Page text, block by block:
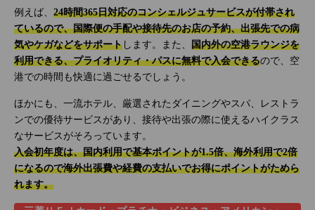
例えば、 24時間365日対応のコンシェルジュサービスが付帯され
ているので、国際便の手配や接待先のお店の予約、出張先での病
気やケガなどをサポート します。また、 国内外の空港ラウンジを
利用できる、プライオリティ・パスに無料で入会できるので、空
港での時間も快適に過ごせるでしょう。
ほかにも、一流ホテル、厳選されたダイニングやスパ、レストラ
ンでの優待サービスがあり、接待や出張の際に使えるハイクラス
なサービスがそろっています。
入会初年度は、国内利用で基本ポイントが1.5倍、海外利用で2倍
になるので海外出張費や経費の支払いでお得にポイントがためら
れます。